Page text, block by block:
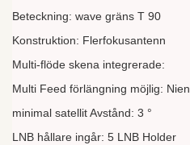
Beteckning: wave gräns T 90
Konstruktion: Flerfokusantenn
Multi-flöde skena integrerade:
Multi Feed förlängning möjlig: Nien
minimal satellit Avstånd: 3 °
LNB hållare ingår: 5 LNB Holder